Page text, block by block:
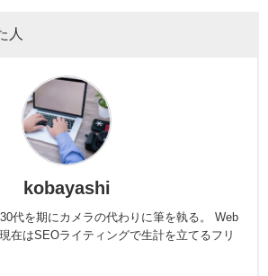
人
kobayashi
代を期にカメラの代わりに筆を執る。 Web
在はSEOライティングで生計を立てるフリ